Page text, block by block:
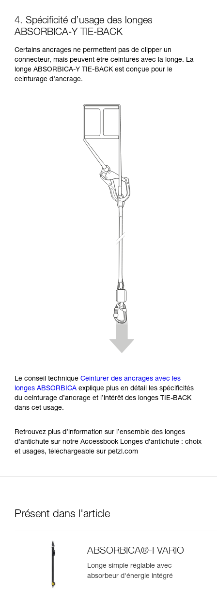
4. Spécificité d’usage des longes
ABSORBICA-Y TIE-BACK
Certains ancrages ne permettent pas de clipper un
connecteur, mais peuvent être ceinturés avec la longe. La
longe ABSORBICA-Y TIE-BACK est conçue pour le
ceinturage d’ancrage.
Le conseil technique Ceinturer des ancrages avec les
longes ABSORBICA explique plus en détail les spécificités
du ceinturage d’ancrage et l’intérêt des longes TIE-BACK
dans cet usage.
Retrouvez plus d’information sur l’ensemble des longes
d’antichute sur notre Accessbook Longes d’antichute : choix
et usages, téléchargeable sur petzl.com
Présent dans l'article
ABSORBICA®-I VARIO
Longe simple réglable avec
absorbeur d'énergie intégré